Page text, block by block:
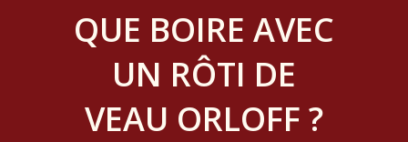
QUE BOIRE AVEC
UN RÔTI DE
VEAU ORLOFF ?